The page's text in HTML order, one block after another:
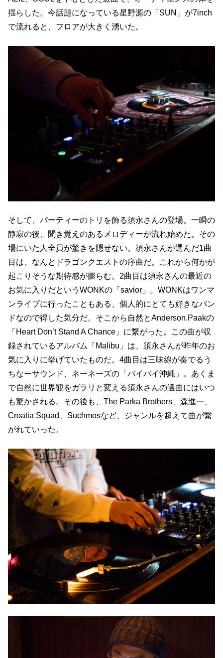
揺らした。今話題になっている星野源の「SUN」が7inch
で流れると、フロアが大きく湧いた。
そして、パーティーのトリを飾る須永さんの登場。一瞬の
静寂の後、聞き覚えのあるメロディーが流れ始めた。その
場にいた人全員が驚きを隠せない。須永さんが選んだ1曲
目は、なんとドラゴンクエストの序曲だ。これから何かが
起こりそうな期待感が膨らむ。2曲目は須永さんの最近の
お気に入りだというWONKの「savior」。WONKはワンマ
ンライブに行ったこともある、個人的にとても好きなバン
ドなので得した気分だ。そこから自然とAnderson.Paakの
「Heart Don’t Stand A Chance」に繋がった。この曲が収
録されているアルバム「Malibu」は、須永さんが昨年のお
気に入りに挙げていたものだ。4曲目は三味線が奏でるう
ちなーサウンド、ネーネーズの「バイバイ沖縄」。あくま
で自然に世界観をガラリと変える須永さんの選曲にはいつ
も驚かされる。その後も、The Parka Brothers、森進一、
Croatia Squad、Suchmosなど、ジャンルを超えて曲が繋
がれていった。